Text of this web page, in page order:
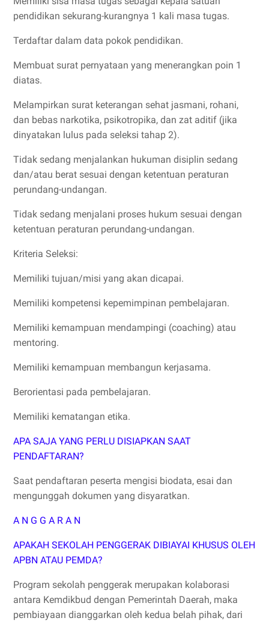
pendidikan sekurang-kurangnya 1 kali masa tugas.
Terdaftar dalam data pokok pendidikan.
Membuat surat pernyataan yang menerangkan poin 1
diatas.
Melampirkan surat keterangan sehat jasmani, rohani,
dan bebas narkotika, psikotropika, dan zat aditif (jika
dinyatakan lulus pada seleksi tahap 2).
Tidak sedang menjalankan hukuman disiplin sedang
dan/atau berat sesuai dengan ketentuan peraturan
perundang-undangan.
Tidak sedang menjalani proses hukum sesuai dengan
ketentuan peraturan perundang-undangan.
Kriteria Seleksi:
Memiliki tujuan/misi yang akan dicapai.
Memiliki kompetensi kepemimpinan pembelajaran.
Memiliki kemampuan mendampingi (coaching) atau
mentoring.
Memiliki kemampuan membangun kerjasama.
Berorientasi pada pembelajaran.
Memiliki kematangan etika.
APA SAJA YANG PERLU DISIAPKAN SAAT
PENDAFTARAN?
Saat pendaftaran peserta mengisi biodata, esai dan
mengunggah dokumen yang disyaratkan.
A N G G A R A N
APAKAH SEKOLAH PENGGERAK DIBIAYAI KHUSUS OLEH
APBN ATAU PEMDA?
Program sekolah penggerak merupakan kolaborasi
antara Kemdikbud dengan Pemerintah Daerah, maka
pembiayaan dianggarkan oleh kedua belah pihak, dari